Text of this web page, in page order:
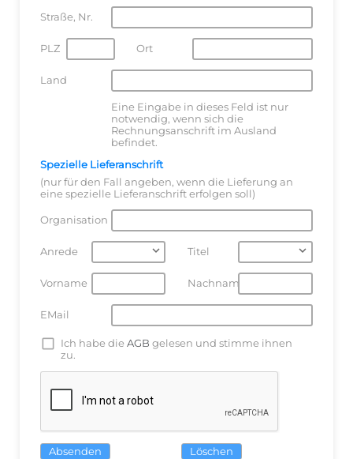
Straße, Nr.
PLZ Ort
Land
Eine Eingabe in dieses Feld ist nur
notwendig, wenn sich die
Rechnungsanschrift im Ausland
befindet.
Spezielle Lieferanschrift
(nur für den Fall angeben, wenn die Lieferung an
eine spezielle Lieferanschrift erfolgen soll)
Organisation
Anrede Titel
Vorname Nachname
EMail
Ich habe die AGB gelesen und stimme ihnen
zu.
Absenden Löschen